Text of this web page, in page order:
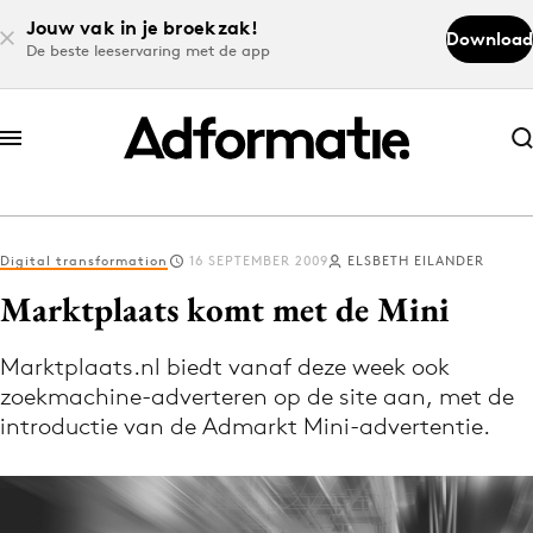
Jouw vak in je broekzak!
De beste leeservaring met de app
Download
Abonneer nu
Abonneer nu
Log in
Download de app
Volg het laatste nieuws via de Adformatie
Nieuws app
Digital transformation 16 SEPTEMBER 2009 ELSBETH EILANDER
Marktplaats komt met de Mini
Marktplaats.nl biedt vanaf deze week ook
zoekmachine-adverteren op de site aan, met de
introductie van de Admarkt Mini-advertentie.